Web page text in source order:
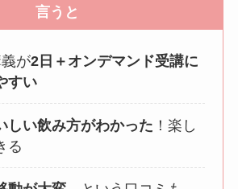
言うと
が2日＋オンデマンド受講に
すい
しい飲み方がわかった ！楽し
る